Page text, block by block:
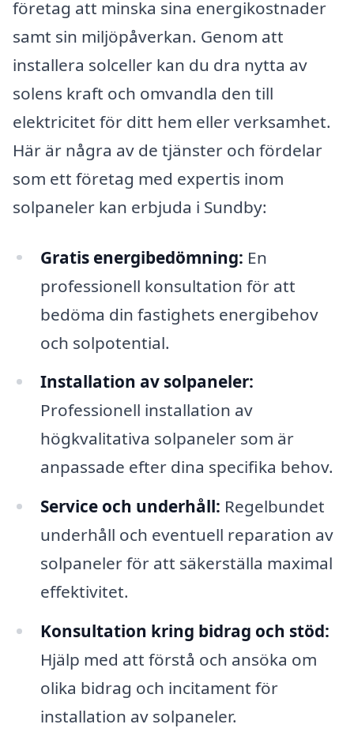
företag att minska sina energikostnader
samt sin miljöpåverkan. Genom att
installera solceller kan du dra nytta av
solens kraft och omvandla den till
elektricitet för ditt hem eller verksamhet.
Här är några av de tjänster och fördelar
som ett företag med expertis inom
solpaneler kan erbjuda i Sundby:
Gratis energibedömning: En
professionell konsultation för att
bedöma din fastighets energibehov
och solpotential.
Installation av solpaneler:
Professionell installation av
högkvalitativa solpaneler som är
anpassade efter dina specifika behov.
Service och underhåll: Regelbundet
underhåll och eventuell reparation av
solpaneler för att säkerställa maximal
effektivitet.
Konsultation kring bidrag och stöd:
Hjälp med att förstå och ansöka om
olika bidrag och incitament för
installation av solpaneler.